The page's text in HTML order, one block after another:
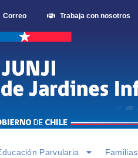
Correo Trabaja con nosotros
Parvularia Familias